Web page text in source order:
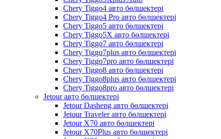
Chery Tiggo4 авто бөлшектері
Chery Tiggo4 Pro авто бөлшектері
Chery Tiggo5 авто бөлшектері
Chery Tiggo5X авто бөлшектері
Chery Tiggo7 авто бөлшектері
Chery Tiggo7plus авто бөлшектері
Chery Tiggo7pro авто бөлшектері
Chery Tiggo8 авто бөлшектері
Chery Tiggo8plus авто бөлшектері
Chery Tiggo8pro авто бөлшектері
Jetour авто бөлшектері
Jetour Dasheng авто бөлшектері
Jetour Traveler авто бөлшектері
Jetour X70 авто бөлшектері
Jetour X70Plus авто бөлшектері